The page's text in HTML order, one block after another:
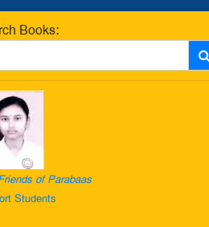
Books:
of Parabaas
Students